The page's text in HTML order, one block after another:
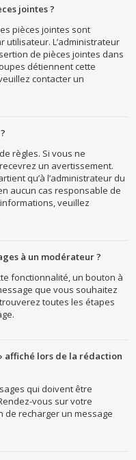
jointes ?
pièces jointes sont
utilisateur. L’administrateur
de pièces jointes dans
détiennent cette
contacter un
règles. Si vous ne
un avertissement.
qu’à l’administrateur du
aucun cas responsable de
veuillez
à un modérateur ?
fonctionnalité, un bouton à
que vous souhaitez
toutes les étapes
affiché lors de la rédaction
qui doivent être
vous sur votre
de recharger un message